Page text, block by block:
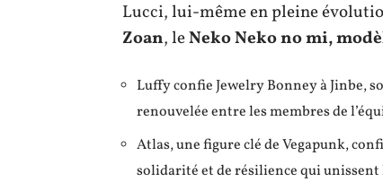
Lucci, lui-même en pleine
Zoan, leNeko Neko no mi,
Luffy confie Jewelry Bonney à Jinbe,
renouvelée entre les membres de
Atlas, une figure clé de Vegapunk,
solidarité et de résilience qui unissent